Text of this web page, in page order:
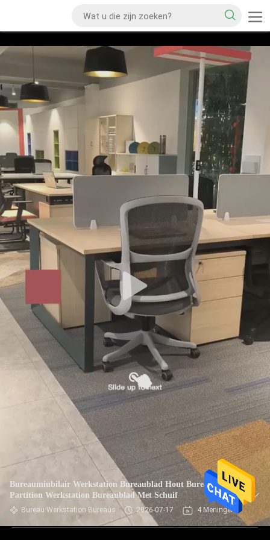
Bureaumiubilair Werkstation Bureaublad Hout Bureaublad
Partition Werkstation Bureaublad Met Schuif
Bureau Werkstation Bureaus 2026-07-17 4 Meningen